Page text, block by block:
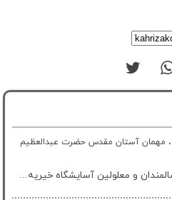
مهمان آستان مقدس حضرت عبدالعظیم